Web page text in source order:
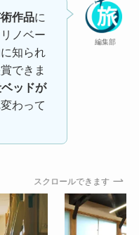
編集部
作品に
ノベー
知られ
できま
ッドが
わって
スクロールできます